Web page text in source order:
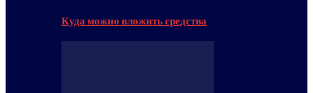
Куда можно вложить средства